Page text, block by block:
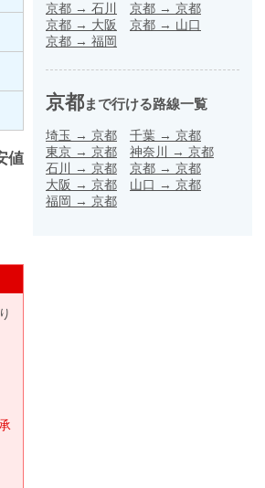
値
京都 → 石川 京都 → 京都
京都 → 大阪 京都 → 山口
京都 → 福岡
京都まで行ける路線一覧
埼玉 → 京都 千葉 → 京都
東京 → 京都 神奈川 → 京都
石川
→ 京都 京都 → 京都
大阪 → 京都 山口 → 京都
福岡 → 京都